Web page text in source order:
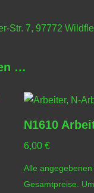
Str. 7, 97772
…
N1610
6,00 €
Alle
Gesamtpreise.